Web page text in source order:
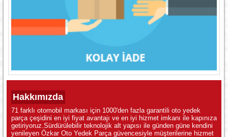
Hakkımızda
71 farklı otomobil markası için 1000'den fazla garantili oto yedek
parça çeşidini en iyi fiyat avantajı ve en iyi hizmet imkanı ile kapınıza
getiriyoruz.Sürdürülebilir teknolojik alt yapısı ile günden güne kendini
yenileyen Özkar Oto Yedek Parça güvencesiyle müşterilerine hizmet